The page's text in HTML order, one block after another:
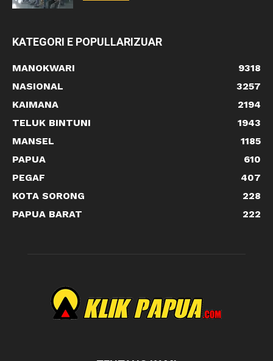
KATEGORI E POPULLARIZUAR
MANOKWARI
9318
NASIONAL
3257
KAIMANA
2194
TELUK BINTUNI
1943
MANSEL
1185
PAPUA
610
PEGAF
407
KOTA SORONG
228
PAPUA BARAT
222